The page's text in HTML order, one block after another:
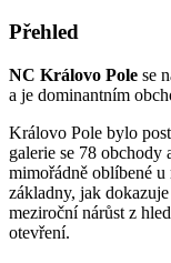
Přehled
NC Královo Pole se
a je dominantním
Královo Pole bylo
galerie se 78
mimořádně oblíbené
základny, jak
meziroční nárůst z
otevření.